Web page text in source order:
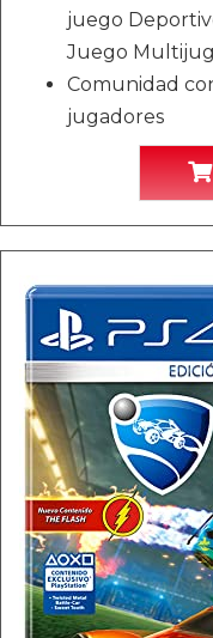
juego
Juego
Comunidad
jugadores